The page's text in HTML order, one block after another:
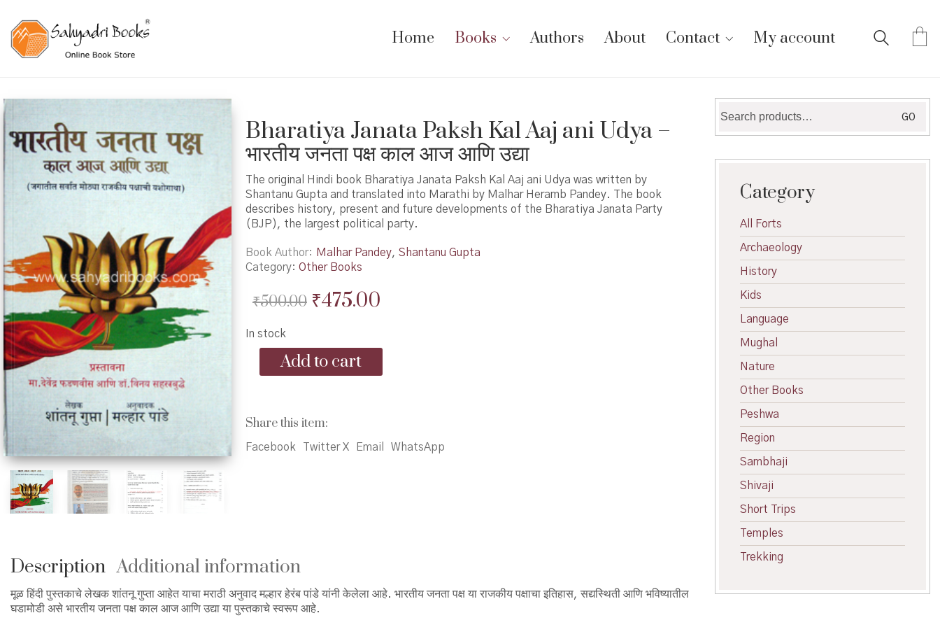
Home Books Authors About Contact My account
Bharatiya Janata Paksh Kal Aaj ani Udya –
भारतीय जनता पक्ष काल आज आणि उद्या
The original Hindi book Bharatiya Janata Paksh Kal Aaj ani Udya was written by
Shantanu Gupta and translated into Marathi by Malhar Heramb Pandey. The book
describes history, present and future developments of the Bharatiya Janata Party
(BJP), the largest political party.
Book Author Malhar Pandey, Shantanu Gupta
Category: Other Books
₹500.00 Original
was:
₹500.00.
₹475.00Current
is:
In stock
Bharatiya
ani
Udya
quantity
Add to cart
Share this item:
Facebook Twitter X Email WhatsApp
Description Additional information
मूळ हिंदी पुस्तकाचे लेखक शांतनू गुप्ता आहेत याचा मराठी अनुवाद मल्हार हेरंब पांडे यांनी केलेला आहे. भारतीय जनता पक्ष या राजकीय पक्षाचा इतिहास, सद्यस्थिती आणि भविष्यातील
घडामोडी असे भारतीय जनता पक्ष काल आज आणि उद्या या पुस्तकाचे स्वरूप आहे.
for:
GO
Category
All Forts
Archaeology
History
Kids
Language
Mughal
Nature
Other Books
Peshwa
Region
Sambhaji
Shivaji
Short Trips
Temples
Trekking